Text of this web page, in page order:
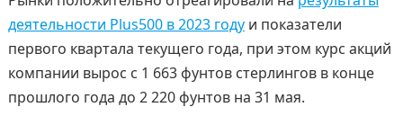
деятельности Plus500 в 2023 годуи показатели
первого квартала текущего года, при этом курс акций
компании вырос с 1 663 фунтов стерлингов в конце
прошлого года до 2 220 фунтов на 31 мая.